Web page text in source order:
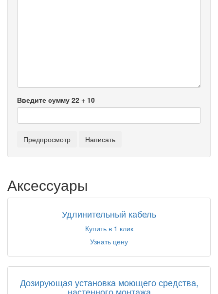
Введите сумму 22 + 10
Аксессуары
Удлинительный кабель
Купить в 1 клик
Узнать цену
Дозирующая установка моющего средства,